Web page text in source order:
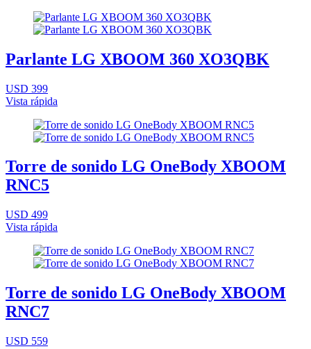
Parlante LG XBOOM 360 XO3QBK
USD 399
Vista rápida
Torre de sonido LG OneBody XBOOM
RNC5
USD 499
Vista rápida
Torre de sonido LG OneBody XBOOM
RNC7
USD 559